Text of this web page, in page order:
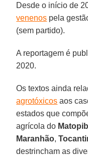
Desde o início de
venenos pela
(sem partido).
A reportagem é
2020.
Os textos ainda
agrotóxicos aos
estados que
agrícola do
Maranhão,
destrincham as